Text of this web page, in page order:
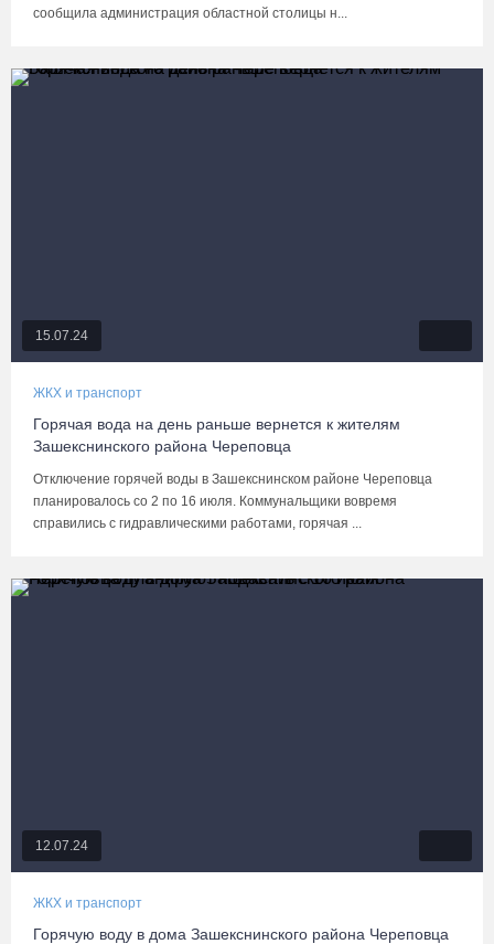
сообщила администрация областной столицы н...
15.07.24
ЖКХ и транспорт
Горячая вода на день раньше вернется к жителям
Зашекснинского района Череповца
Отключение горячей воды в Зашекснинском районе Череповца
планировалось со 2 по 16 июля. Коммунальщики вовремя
справились с гидравлическими работами, горячая ...
12.07.24
ЖКХ и транспорт
Горячую воду в дома Зашекснинского района Череповца